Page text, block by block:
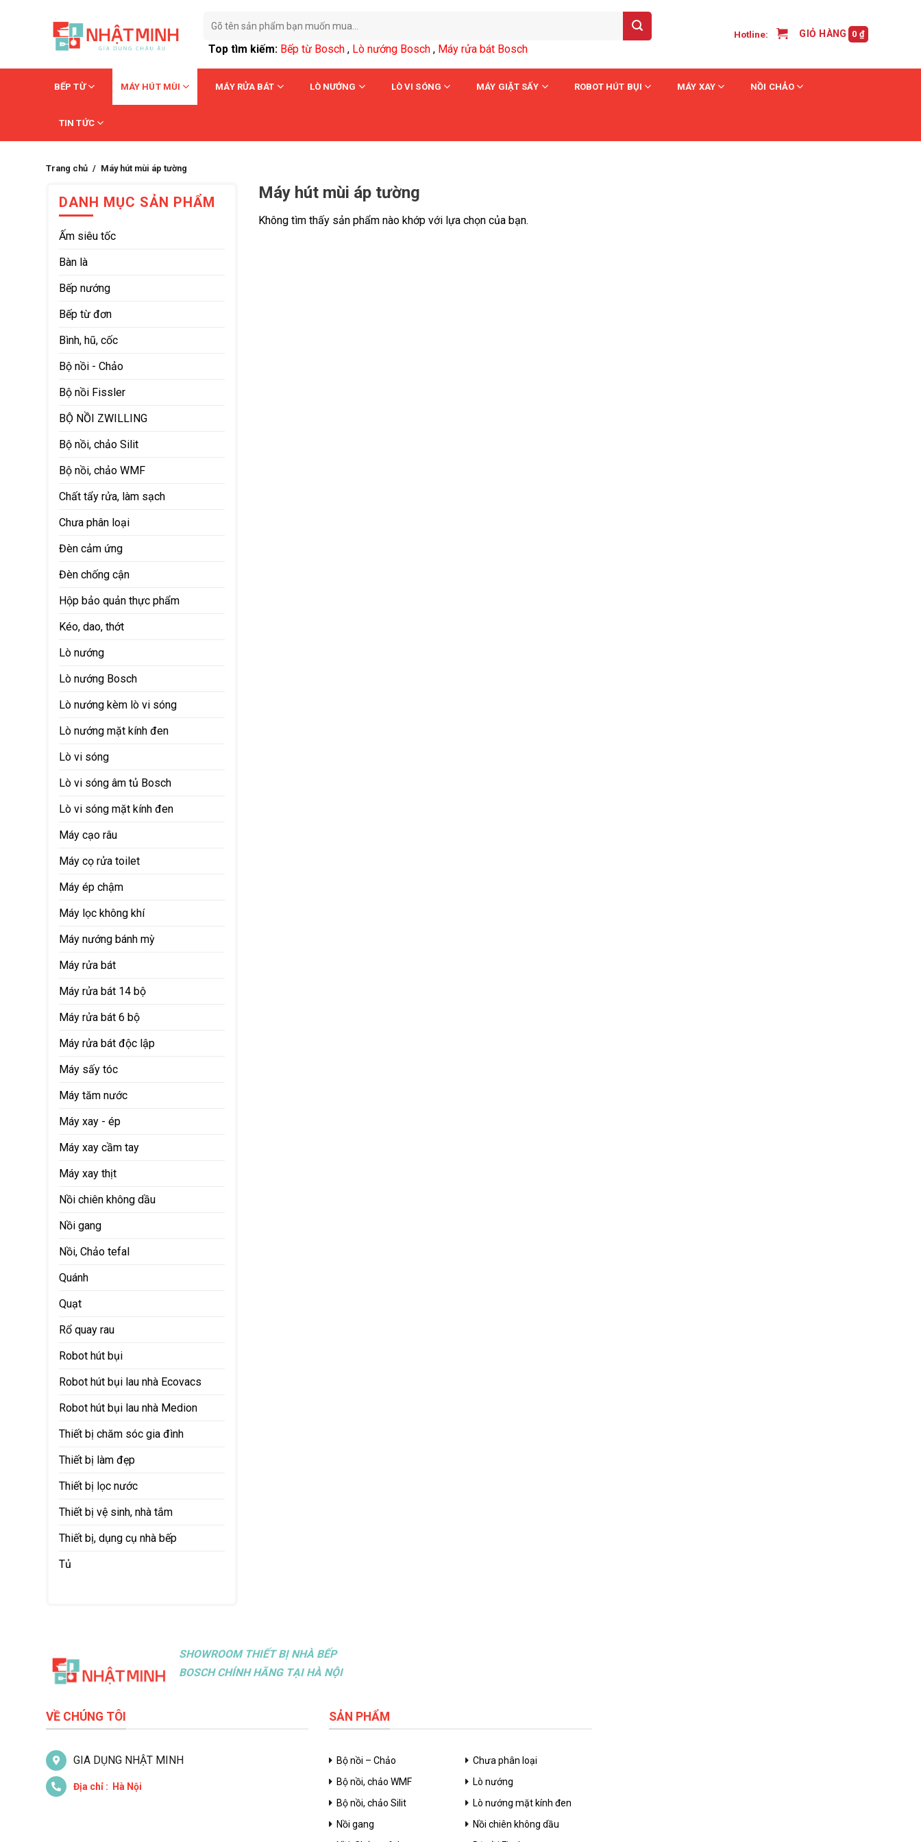
kiếm:
Top tìm kiếm: Bếp từ Bosch , Lò nướng Bosch , Máy rửa bát Bosch
Hotline: GIỎ HÀNG /0 ₫
BẾP TỪ MÁY HÚT MÙI MÁY RỬA BÁT LÒ NƯỚNG LÒ VI SÓNG MÁY GIẶT SẤY ROBOT HÚT BỤI MÁY XAY NỒI CHẢO
TIN TỨC
Trang chủ › Máy hút mùi áp tường
DANH MỤC SẢN PHẨM
Ấm siêu tốc
Bàn là
Bếp nướng
Bếp từ đơn
Bình, hũ, cốc
Bộ nồi - Chảo
Bộ nồi Fissler
BỘ NỒI ZWILLING
Bộ nồi, chảo Silit
Bộ nồi, chảo WMF
Chất tẩy rửa, làm sạch
Chưa phân loại
Đèn cảm ứng
Đèn chống cận
Hộp bảo quản thực phẩm
Kéo, dao, thớt
Lò nướng
Lò nướng Bosch
Lò nướng kèm lò vi sóng
Lò nướng mặt kính đen
Lò vi sóng
Lò vi sóng âm tủ Bosch
Lò vi sóng mặt kính đen
Máy cạo râu
Máy cọ rửa toilet
Máy ép chậm
Máy lọc không khí
Máy nướng bánh mỳ
Máy rửa bát
Máy rửa bát 14 bộ
Máy rửa bát 6 bộ
Máy rửa bát độc lập
Máy sấy tóc
Máy tăm nước
Máy xay - ép
Máy xay cầm tay
Máy xay thịt
Nồi chiên không dầu
Nồi gang
Nồi, Chảo tefal
Quánh
Quạt
Rổ quay rau
Robot hút bụi
Robot hút bụi lau nhà Ecovacs
Robot hút bụi lau nhà Medion
Thiết bị chăm sóc gia đình
Thiết bị làm đẹp
Thiết bị lọc nước
Thiết bị vệ sinh, nhà tắm
Thiết bị, dụng cụ nhà bếp
Tủ
Máy hút mùi áp tường
Không tìm thấy sản phẩm nào khớp với lựa chọn của bạn.
SHOWROOM THIẾT BỊ NHÀ BẾP
BOSCH CHÍNH HÃNG TẠI HÀ NỘI
VỀ CHÚNG TÔI
GIA DỤNG NHẬT MINH
Địa chỉ : Hà Nội
SẢN PHẨM
Bộ nồi – Chảo
Bộ nồi, chảo WMF
Bộ nồi, chảo Silit
Nồi gang
Chưa phân loại
Lò nướng
Lò nướng mặt kính đen
Nồi chiên không dầu